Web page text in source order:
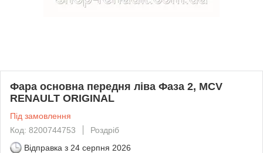
Фара основна передня ліва Фаза 2, MCV
RENAULT ORIGINAL
Під замовлення
Код: 8200744753
Роздріб
Відправка з 24 серпня 2026